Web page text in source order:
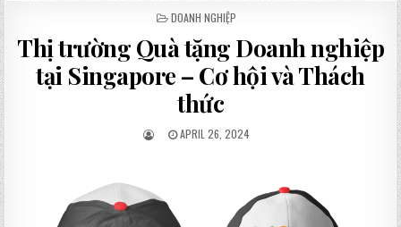
POSTED
DOANH NGHIỆP
Thị trường Quà tặng Doanh nghiệp
tại Singapore – Cơ hội và Thách
thức
APRIL 26, 2024